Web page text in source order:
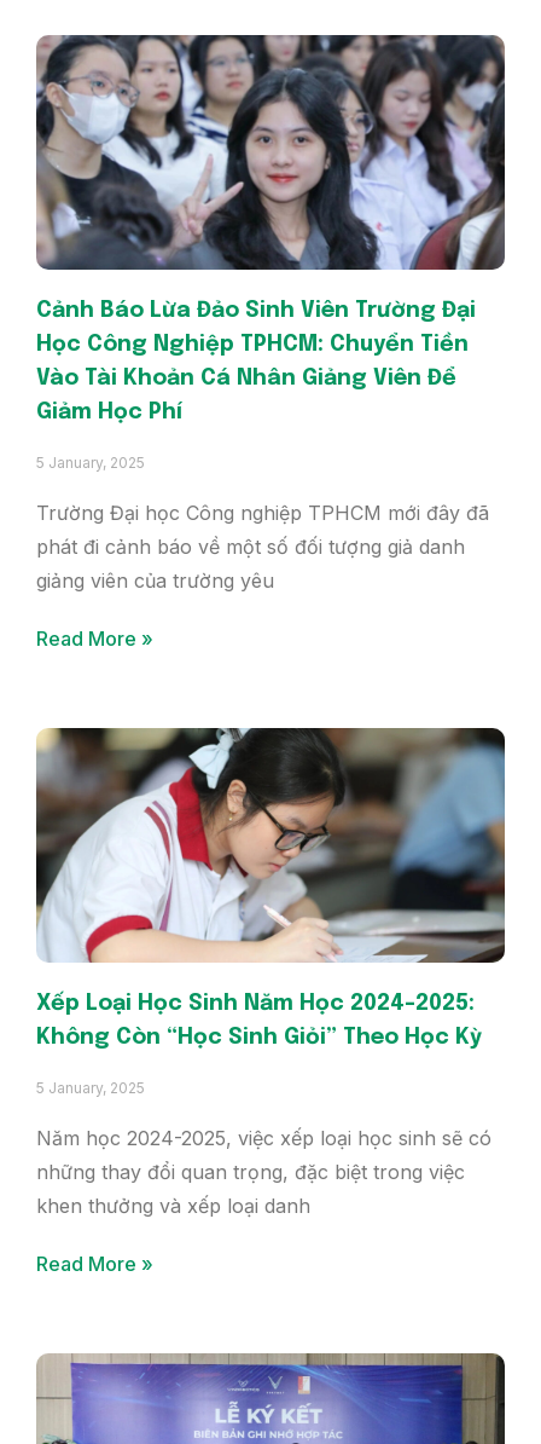
Cảnh Báo Lừa Đảo Sinh Viên Trường Đại
Học Công Nghiệp TPHCM: Chuyển Tiền
Vào Tài Khoản Cá Nhân Giảng Viên Để
Giảm Học Phí
5 January, 2025
Trường Đại học Công nghiệp TPHCM mới đây đã
phát đi cảnh báo về một số đối tượng giả danh
giảng viên của trường yêu
Read More »
Xếp Loại Học Sinh Năm Học 2024-2025:
Không Còn “Học Sinh Giỏi” Theo Học Kỳ
5 January, 2025
Năm học 2024-2025, việc xếp loại học sinh sẽ có
những thay đổi quan trọng, đặc biệt trong việc
khen thưởng và xếp loại danh
Read More »